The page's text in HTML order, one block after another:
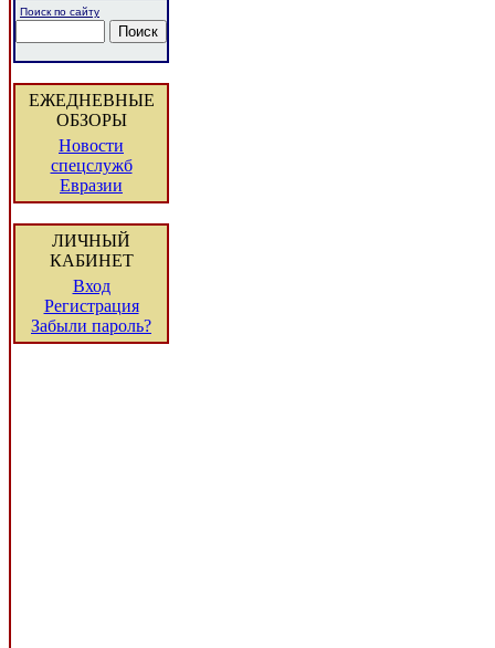
Поиск по сайту
ЕЖЕДНЕВНЫЕ
ОБЗОРЫ
Новости
спецслужб
Евразии
ЛИЧНЫЙ
КАБИНЕТ
Вход
Регистрация
Забыли пароль?